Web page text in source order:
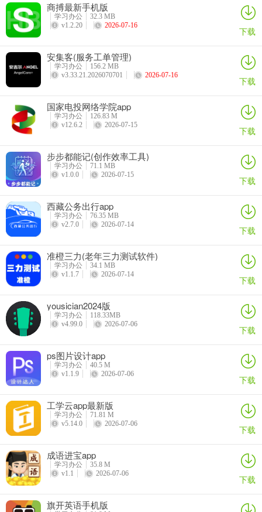
教师、家长可快速创建备课组、育儿组等，围绕教学、教育实时交
流；还可随时随地进行班级圈分享、互动，孩子在家与校穿梭时的学
习和生活状况尽收眼底
家长空间教师版怎么注册登录
1、首先从本站下载并安装家长空间教师版app，点击图标打开
2、使用学校给予的专属账号登陆app
4、在信息页面，可自由管理信息
5、在班级页面，可查看班级的风采
商搏最新手机版
学习办公
32.3 MB
v1.2.20
2026-07-16 下载
安集客(服务工单管理)
学习办公
156.2 MB
v3.33.21.2026070701
2026-07-16 下载
国家电投网络学院app
学习办公
126.83 M
v12.6.2
2026-07-15 下载
步步都能记(创作效率工具)
学习办公
71.1 MB
v1.0.0
2026-07-15 下载
西藏公务出行app
学习办公
76.35 MB
v2.7.0
2026-07-14 下载
准橙三力(老年三力测试软件)
学习办公
34.1 MB
v1.1.7
2026-07-14 下载
yousician2024版
学习办公
118.33MB
v4.99.0
2026-07-06 下载
ps图片设计app
学习办公
40.5 M
v1.1.9
2026-07-06 下载
工学云app最新版
学习办公
71.81 M
v5.14.0
2026-07-06 下载
成语进宝app
学习办公
35.8 M
v1.1
2026-07-06 下载
旗开英语手机版